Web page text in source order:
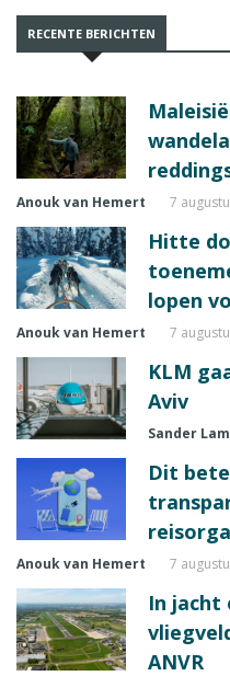
RECENTE BERICHTEN
Anouk van Hemert 7
Hitte
lopen
Anouk van Hemert 7
KLM
Aviv
Sander
Dit
Anouk van Hemert 7
In jacht
ANVR